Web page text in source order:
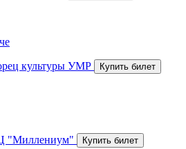
культуры УМР
"Миллениум"